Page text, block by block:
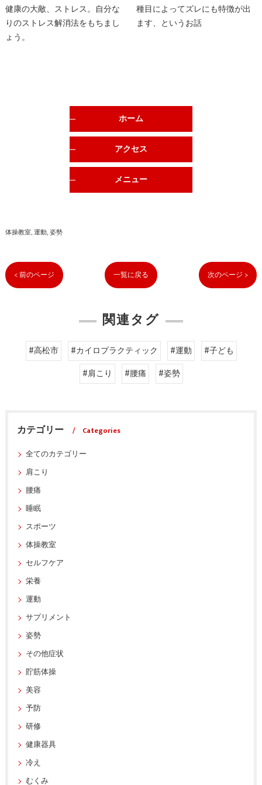
健康の大敵、ストレス。自分な
りのストレス解消法をもちまし
ょう。
種目によってズレにも特徴が出
ます、というお話
ホーム
アクセス
メニュー
体操教室 運動 姿勢
< 前のページ 一覧に戻る 次のページ >
関連タグ
#高松市 #カイロプラクティック #運動
#子ども
#肩こり
#腰痛 #姿勢
カテゴリー
Categories
全てのカテゴリー
肩こり
腰痛
睡眠
スポーツ
体操教室
セルフケア
栄養
運動
サプリメント
姿勢
その他症状
貯筋体操
美容
予防
研修
健康器具
冷え
むくみ